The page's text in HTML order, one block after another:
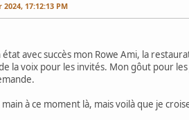
17:12:13 PM
avec succès mon Rowe Ami, la
la voix pour les invités. Mon gôut pour
main à ce moment là, mais voilà que je